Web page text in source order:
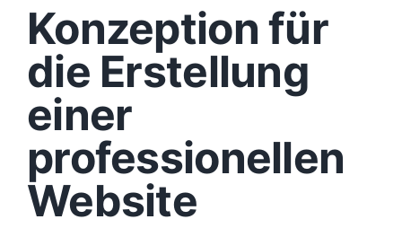
Content
Funktionen
Aufbau
Konzeption für
die Erstellung
einer
professionellen
Website